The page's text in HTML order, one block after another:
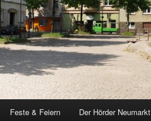
Feste & Feiern Der Hörder Neumarkt